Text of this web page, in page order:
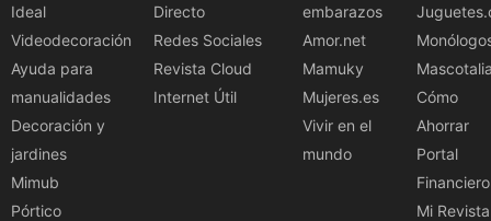
Ideal
Videodecoración
Ayuda para
manualidades
Decoración y
jardines
Mimub
Pórtico
Directo
Redes Sociales
Revista Cloud
Internet Útil
embarazos
Amor.net
Mamuky
Mujeres.es
Vivir en el
mundo
Cómo
Ahorrar
Portal
Financiero
Mi Revista